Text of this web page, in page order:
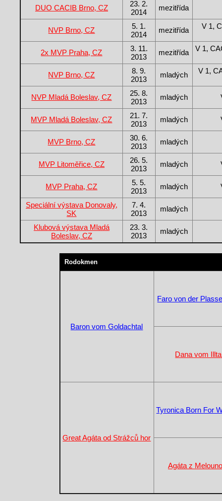
DUO CACIB Brno, CZ
23. 2.
2014
mezitřída
NVP Brno, CZ
5. 1.
2014
mezitřída V 1,
2x MVP Praha, CZ
3. 11.
2013
mezitřída V 1,
NVP Brno, CZ
8. 9.
2013
mladých V 1,
NVP Mladá Boleslav, CZ
25. 8.
2013
mladých
MVP Mladá Boleslav, CZ
21. 7.
2013
mladých
MVP Brno, CZ
30. 6.
2013
mladých
MVP Litoměřice, CZ
26. 5.
2013
mladých
MVP Praha, CZ
5. 5.
2013
mladých
Speciální výstava Donovaly,
SK
7. 4.
2013
mladých
Klubová výstava Mladá
Boleslav, CZ
23. 3.
2013
mladých
Rodokmen
Baron vom Goldachtal
Faro von der
Dana vom
Great Agáta od Strážců hor
Tyronica Born For
Agáta z